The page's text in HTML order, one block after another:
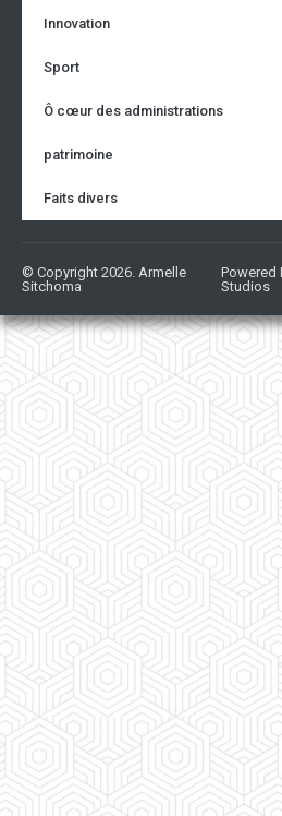
Innovation
Sport
Ô cœur des administrations
patrimoine
Faits divers
© Copyright 2026. Armelle
Sitchoma
Powered
Studios